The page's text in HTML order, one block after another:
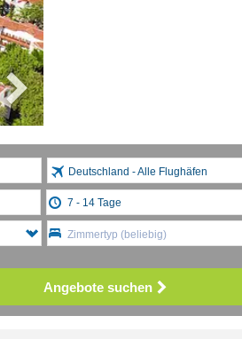
Deutschland - Alle Flughäfen
Zimmertyp (beliebig)
Angebote suchen